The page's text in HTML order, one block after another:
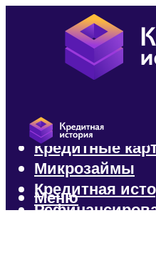
Кредиты
Кредитные
Микрозаймы
Кредитная
Меню